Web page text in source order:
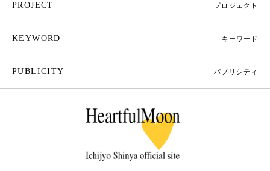
PROJECT プロジェクト
KEYWORD キーワード
PUBLICITY パブリシティ